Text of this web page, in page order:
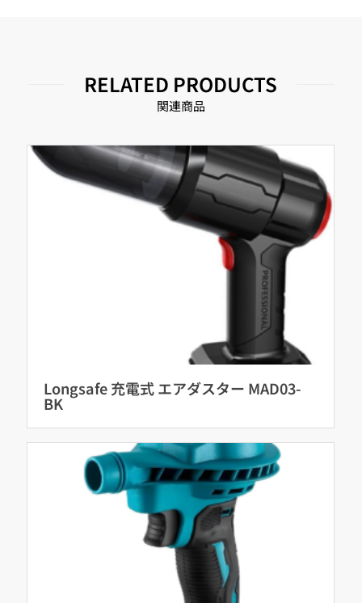
RELATED PRODUCTS
関連商品
Longsafe 充電式 エアダスター MAD03-
BK